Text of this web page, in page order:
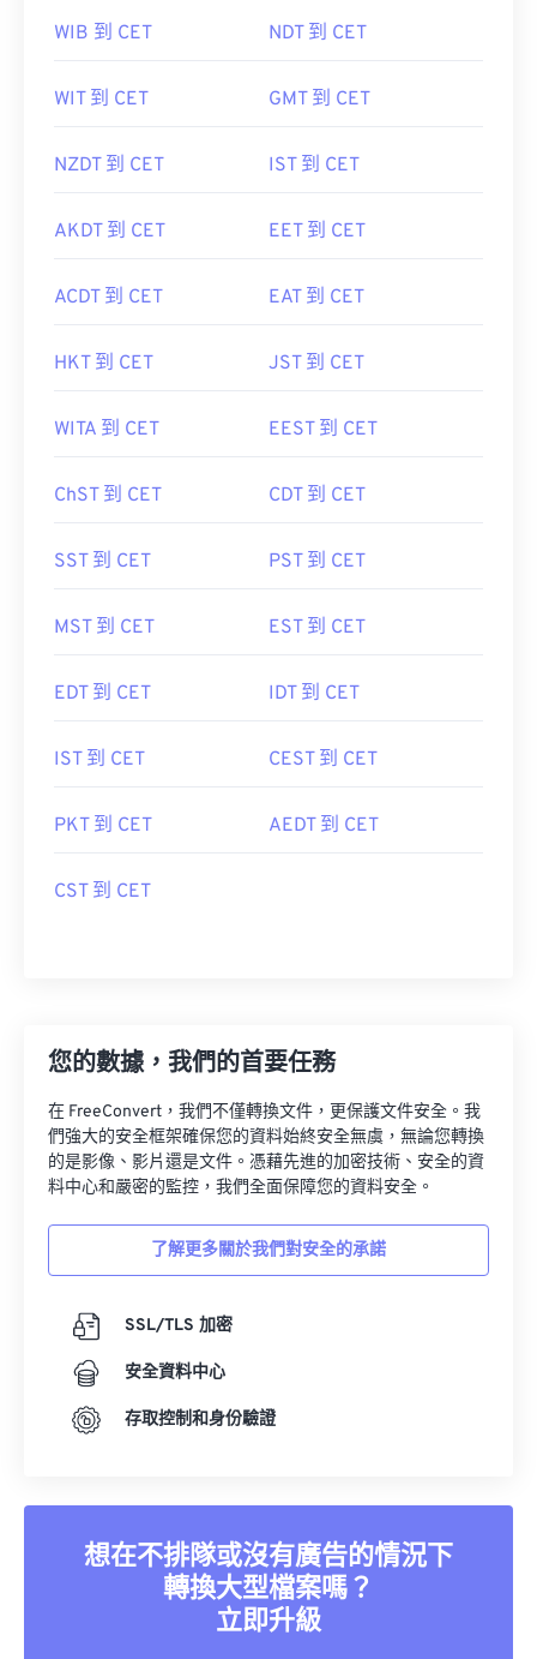
WIB 到 CET NDT 到 CET
WIT 到 CET GMT 到 CET
NZDT 到 CET IST 到 CET
AKDT 到 CET EET 到 CET
ACDT 到 CET EAT 到 CET
HKT 到 CET JST 到 CET
WITA 到 CET EEST 到 CET
ChST 到 CET CDT 到 CET
SST 到 CET PST 到 CET
MST 到 CET EST 到 CET
EDT 到 CET IDT 到 CET
IST 到 CET CEST 到 CET
PKT 到 CET AEDT 到 CET
CST 到 CET
您的數據，我們的首要任務
在 FreeConvert，我們不僅轉換文件，更保護文件安全。我
們強大的安全框架確保您的資料始終安全無虞，無論您轉換
的是影像、影片還是文件。憑藉先進的加密技術、安全的資
料中心和嚴密的監控，我們全面保障您的資料安全。
了解更多關於我們對安全的承諾
SSL/TLS 加密
安全資料中心
存取控制和身份驗證
想在不排隊或沒有廣告的情況下
轉換大型檔案嗎？
立即升級